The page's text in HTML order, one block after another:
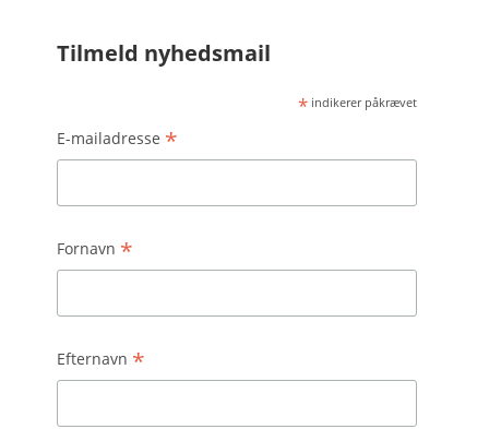
Tilmeld nyhedsmail
*indikerer påkrævet
E-mailadresse *
Fornavn *
Efternavn *